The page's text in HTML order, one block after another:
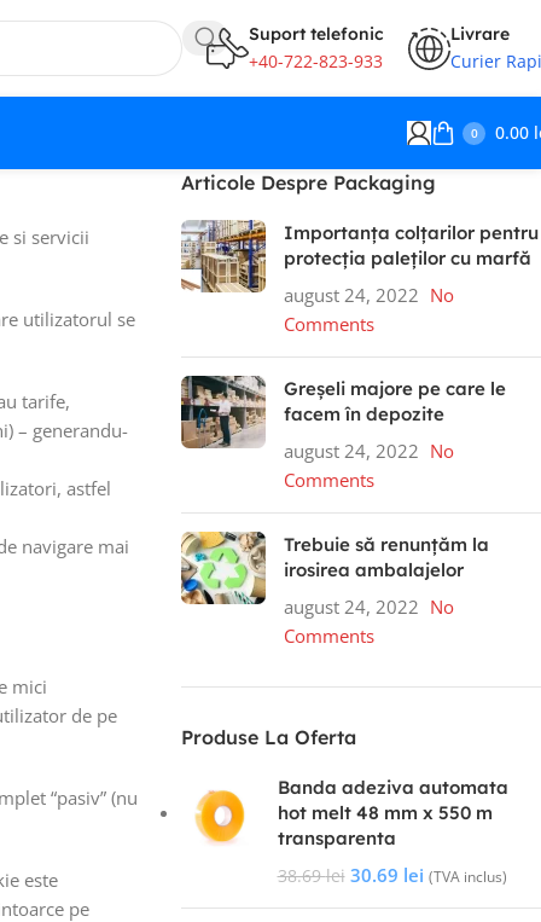
Suport telefonic
+40-722-823-933
Livrare
Curier
0 0.00
si servicii
utilizatorul se
tarife,
– generandu-
astfel
navigare mai
mici
de pe
“pasiv” (nu
este
pe
Articole Despre Packaging
Importanța colțarilor pentru
protecția paleților cu marfă
august 24, 2022 No
Comments
Greșeli majore pe care le
facem în depozite
august 24, 2022 No
Comments
Trebuie să renunțăm la
irosirea ambalajelor
august 24, 2022 No
Comments
Produse La Oferta
Banda adeziva automata
hot melt 48 mm x 550 m
transparenta
38.69lei 30.69 lei (TVA inclus)